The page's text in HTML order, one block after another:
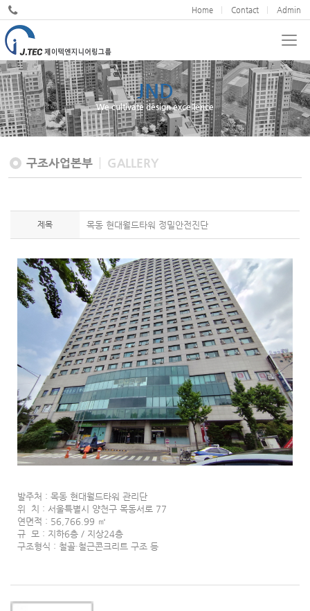
Home Contact Admin
JND
We cultivate design excellence
구조사업본부 GALLERY
제목 목동 현대월드타워 정밀안전진단
발주처 : 목동 현대월드타워 관리단
위 치 : 서울특별시 양천구 목동서로 77
연면적 : 56,766.99 ㎡
규 모 : 지하6층 / 지상24층
구조형식 : 철골·철근콘크리트 구조 등